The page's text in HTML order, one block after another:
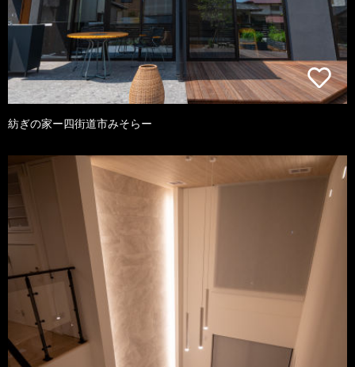
紡ぎの家ー四街道市みそらー